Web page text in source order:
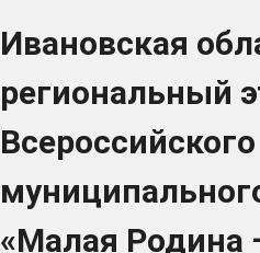
Ивановская
региональный
Всероссийского
«Малая Родина